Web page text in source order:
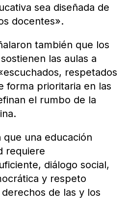
sea diseñada de
docentes».
también que los
las aulas a
respetados
forma prioritaria en las
el rumbo de la
una educación
requiere
diálogo social,
y respeto
de las y los